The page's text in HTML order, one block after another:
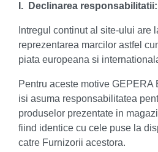
I. Declinarea responsabilitatii:
Intregul continut al site-ului are
reprezentarea marcilor astfel
piata europeana si
Pentru aceste motive
isi asuma responsabilitatea
produselor prezentate in
fiind identice cu cele puse la
catre Furnizorii acestora.